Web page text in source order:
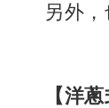
另外
【洋